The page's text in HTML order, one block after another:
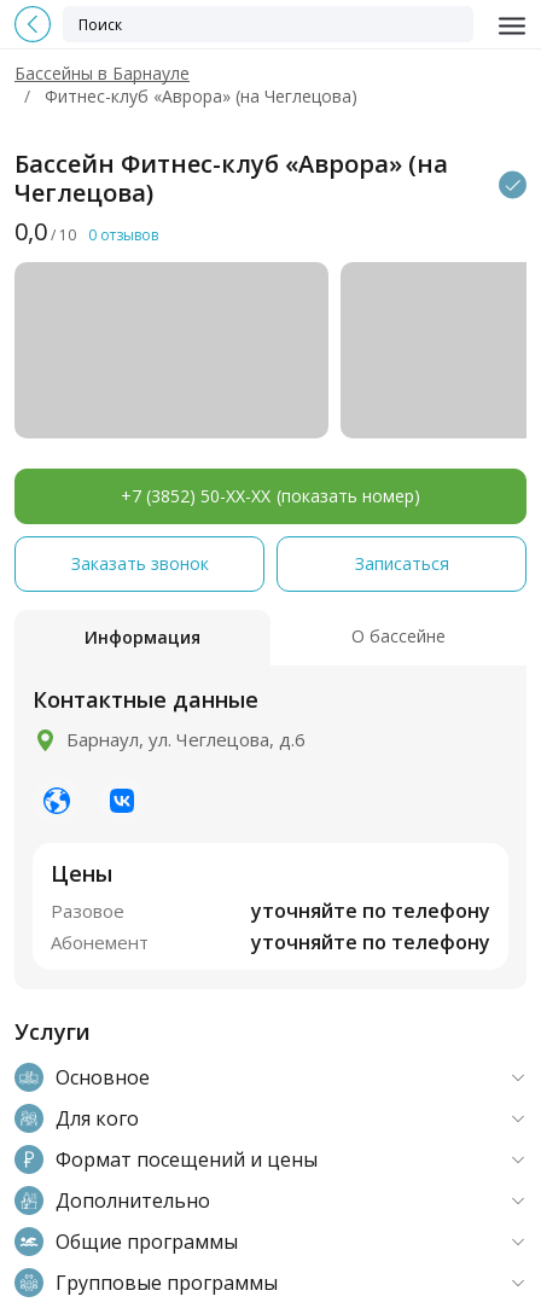
Бассейны в Барнауле
Фитнес-клуб «Аврора» (на Чеглецова)
Бассейн Фитнес-клуб «Аврора» (на
Чеглецова)
0,0/ 10 0 отзывов
+7 (3852) 50-XX-XX (показать номер)
Заказать звонок Записаться
Информация О бассейне
Контактные данные
Барнаул, ул. Чеглецова, д.6
Цены
Разовое уточняйте по телефону
Абонемент уточняйте по телефону
Услуги
Основное
Для кого
Формат посещений и цены
Дополнительно
Общие программы
Групповые программы